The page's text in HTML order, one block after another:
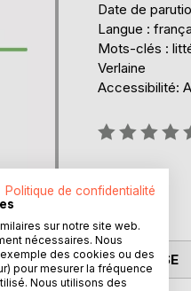
Date de
Langue :
Mots-clés :
Verlaine
Accessibilité:
Évaluation:
CRITIQUES PRESSE
Politique de confidentialité
sur notre site web.
nécessaires. Nous
des cookies ou des
pour mesurer la fréquence
Nous utilisons des